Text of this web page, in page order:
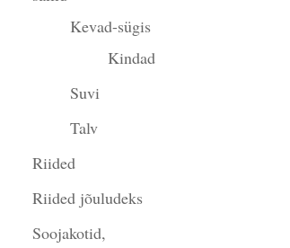
Kevad-sügis
Kindad
Suvi
Talv
Riided
Riided jõuludeks
Soojakotid,